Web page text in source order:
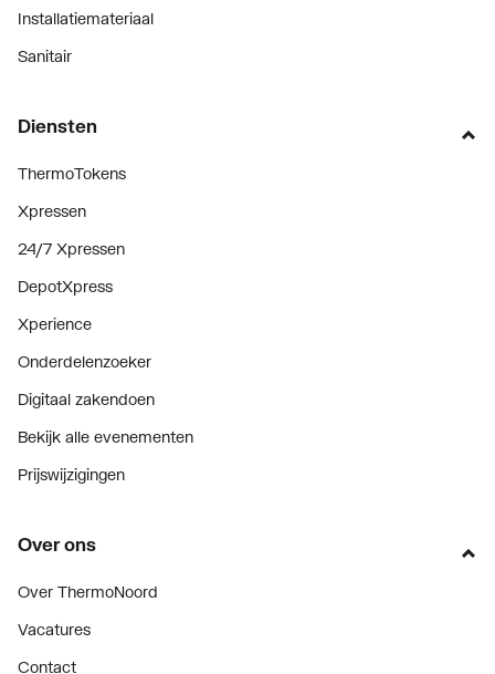
Installatiemateriaal
Sanitair
Diensten
ThermoTokens
Xpressen
24/7 Xpressen
DepotXpress
Xperience
Onderdelenzoeker
Digitaal zakendoen
Bekijk alle evenementen
Prijswijzigingen
Over ons
Over ThermoNoord
Vacatures
Contact